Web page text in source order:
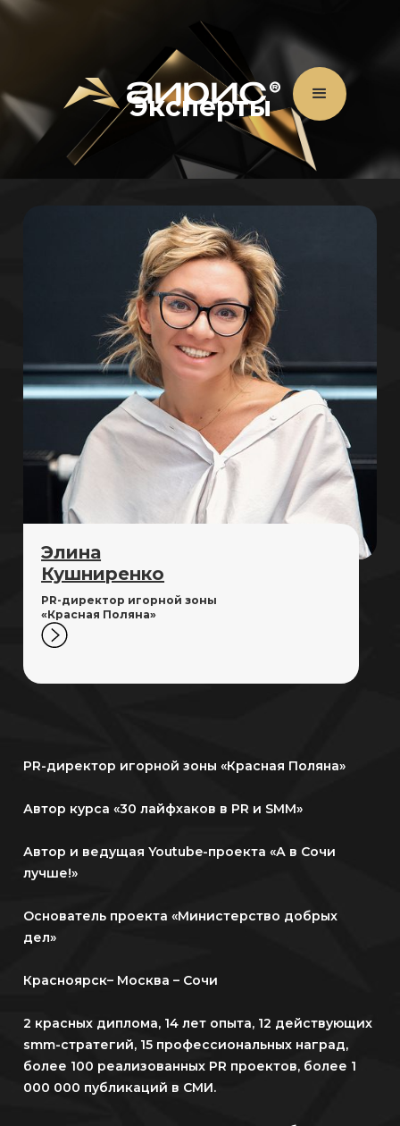
Эксперты
Элина
Кушниренко
PR-директор игорной зоны
«Красная Поляна»
PR-директор игорной зоны «Красная Поляна»
Автор курса «30 лайфхаков в PR и SMM»
Автор и ведущая Youtube-проекта «А в Сочи
лучше!»
Основатель проекта «Министерство добрых
дел»
Красноярск– Москва – Сочи
2 красных диплома, 14 лет опыта, 12 действующих
smm-стратегий, 15 профессиональных наград,
более 100 реализованных PR проектов, более 1
000 000 публикаций в СМИ.